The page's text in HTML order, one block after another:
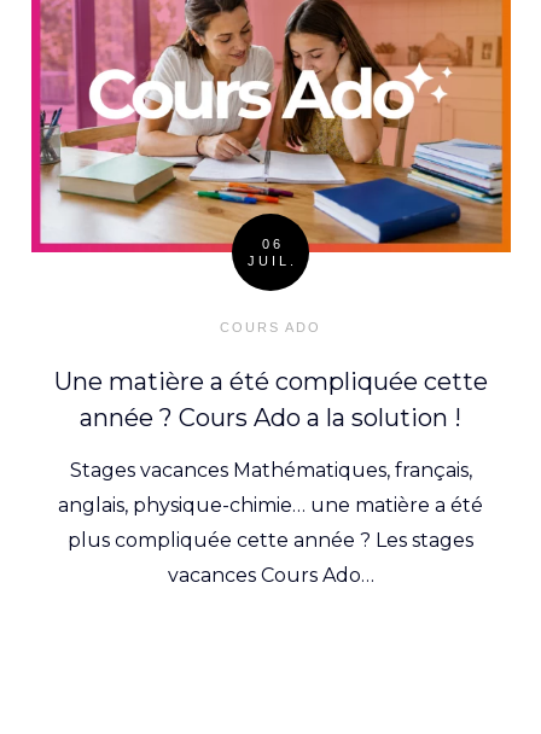
06
JUIL.
COURS ADO
Une matière a été compliquée cette
année ? Cours Ado a la solution !
Stages vacances Mathématiques, français,
anglais, physique-chimie… une matière a été
plus compliquée cette année ? Les stages
vacances Cours Ado…